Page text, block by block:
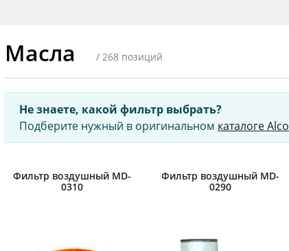
Масла / 268 позиций
Не знаете, какой фильтр выбрать?
Подберите нужный в оригинальном каталоге Alco
Фильтр воздушный MD-
0310
Фильтр воздушный MD-
0290